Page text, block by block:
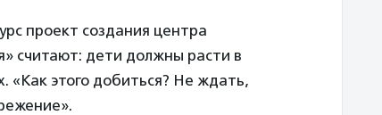
проект создания центра
считают: дети должны расти в
«Как этого добиться? Не ждать,